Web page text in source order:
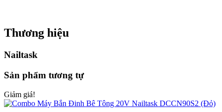
Thương hiệu
Nailtask
Sản phẩm tương tự
Giảm giá!